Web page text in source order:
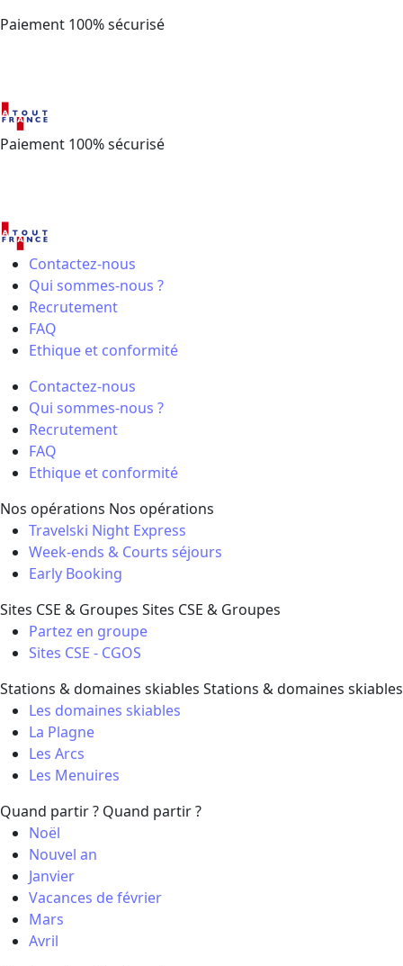
Paiement 100% sécurisé
Paiement 100% sécurisé
Contactez-nous
Qui sommes-nous ?
Recrutement
FAQ
Ethique et conformité
Contactez-nous
Qui sommes-nous ?
Recrutement
FAQ
Ethique et conformité
Nos opérations Nos opérations
Travelski Night Express
Week-ends & Courts séjours
Early Booking
Sites CSE & Groupes Sites CSE & Groupes
Partez en groupe
Sites CSE - CGOS
Stations & domaines skiables Stations & domaines skiables
Les domaines skiables
La Plagne
Les Arcs
Les Menuires
Quand partir ? Quand partir ?
Noël
Nouvel an
Janvier
Vacances de février
Mars
Avril